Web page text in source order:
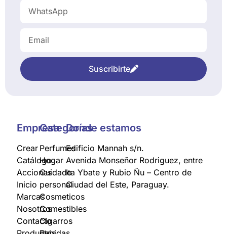
Suscribirte
Empresa
Crear
Catálogo
Acciones
Inicio
Marcas
Nosotros
Contacto
Categorías
Perfumes
Hogar
Cuidado
personal
Cosmeticos
Comestibles
Cigarros
Donde estamos
Edificio Mannah s/n.
Avenida Monseñor Rodriguez, entre
Ita Ybate y Rubio Ñu – Centro de
Ciudad del Este, Paraguay.